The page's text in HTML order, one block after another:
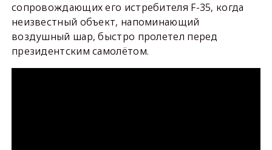
сопровождающих его истребителя F-35, когда
неизвестный объект, напоминающий
воздушный шар, быстро пролетел перед
президентским самолётом.